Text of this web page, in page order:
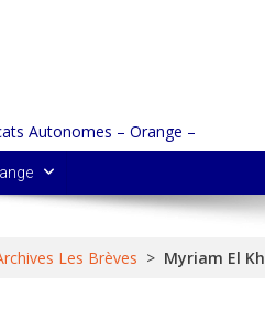
Autonomes – Orange –
Les Brèves > Myriam El